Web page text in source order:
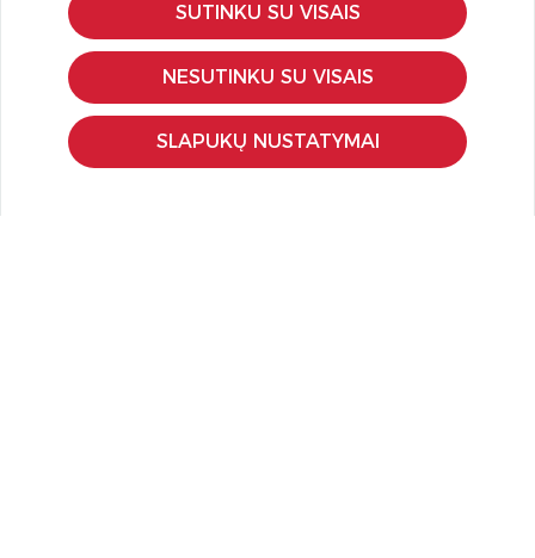
KLIENTŲ APTARNAVIMAS
Pirkimo – pardavimo taisyklės
Pristatymas ir grąžinimas
Apmokėjimo būdai
Kokybės ir saugumo standartai
Privatumo taisyklės
SUTINKU SU VISAIS
NESUTINKU SU VISAIS
SLAPUKŲ NUSTATYMAI